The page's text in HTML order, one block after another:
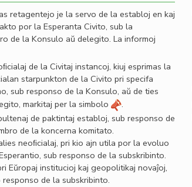
retagentejo je la servo de la establoj en kaj
por la Esperanta Civito, sub la
de la Konsulo aŭ delegito. La informoj
de la Civitaj instancoj, kiuj esprimas la
starpunkton de la Civito pri specifa
sub responso de la Konsulo, aŭ de ties
markitaj per la simbolo
.
de paktintaj establoj, sub responso de
de la koncerna komitato.
neoﬁcialaj, pri kio ajn utila por la evoluo
sub responso de la subskribinto.
Eŭropaj institucioj kaj geopolitikaj novaĵoj,
responso de la subskribinto.